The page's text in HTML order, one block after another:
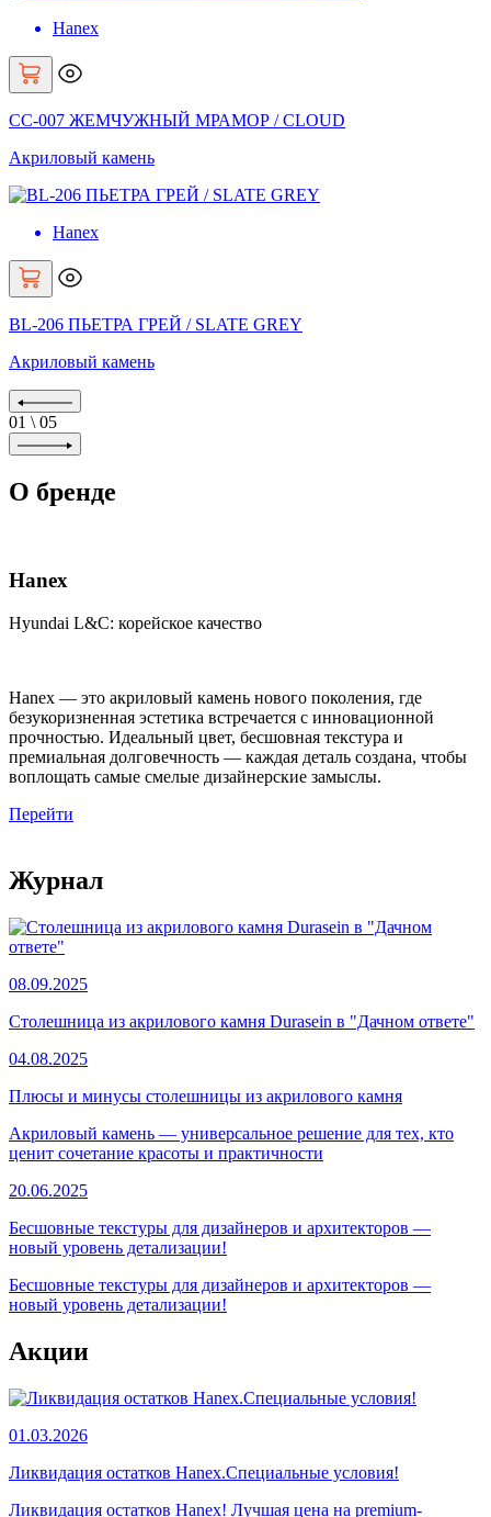
Hanex
CC-007 ЖЕМЧУЖНЫЙ МРАМОР / CLOUD
Акриловый камень
Hanex
BL-206 ПЬЕТРА ГРЕЙ / SLATE GREY
Акриловый камень
01 \ 05
О бренде
Hanex
Hyundai L&C: корейское качество
Hanex — это акриловый камень нового поколения, где
безукоризненная эстетика встречается с инновационной
прочностью. Идеальный цвет, бесшовная текстура и
премиальная долговечность — каждая деталь создана, чтобы
воплощать самые смелые дизайнерские замыслы.
Перейти
Журнал
08.09.2025
Столешница из акрилового камня Durasein в "Дачном ответе"
04.08.2025
Плюсы и минусы столешницы из акрилового камня
Акриловый камень — универсальное решение для тех, кто
ценит сочетание красоты и практичности
20.06.2025
Бесшовные текстуры для дизайнеров и архитекторов —
новый уровень детализации!
Бесшовные текстуры для дизайнеров и архитекторов —
новый уровень детализации!
Акции
01.03.2026
Ликвидация остатков Hanex.Специальные условия!
Ликвидация остатков Hanex! Лучшая цена на premium-